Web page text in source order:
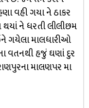
વહી ગયા ને ઠાકર
ને ધરતી લીલીછમ
ગયેલા માલધારીઓ
વતનથી હજું ઘણાં દુર
માલણપર મા